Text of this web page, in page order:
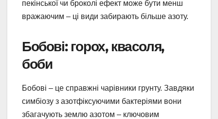
пекінської чи броколі ефект може бути менш
вражаючим – ці види забирають більше азоту.
Бобові: горох, квасоля,
боби
Бобові – це справжні чарівники грунту. Завдяки
симбіозу з азотфіксуючими бактеріями вони
збагачують землю азотом – ключовим